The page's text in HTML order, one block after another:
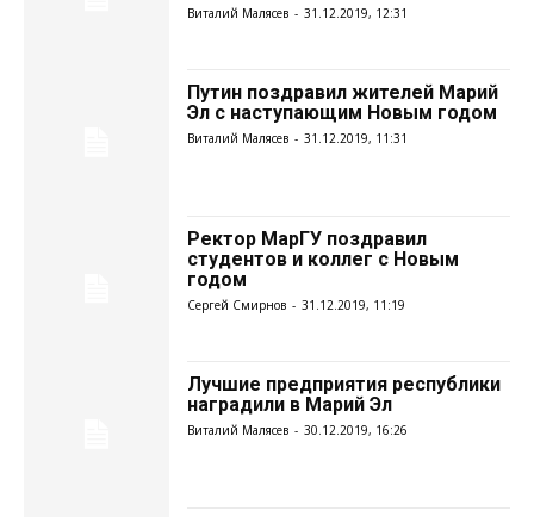
Виталий Малясев - 31.12.2019, 12:31
Путин поздравил жителей Марий
Эл с наступающим Новым годом
Виталий Малясев - 31.12.2019, 11:31
Ректор МарГУ поздравил
студентов и коллег с Новым
годом
Сергей Смирнов - 31.12.2019, 11:19
Лучшие предприятия республики
наградили в Марий Эл
Виталий Малясев - 30.12.2019, 16:26